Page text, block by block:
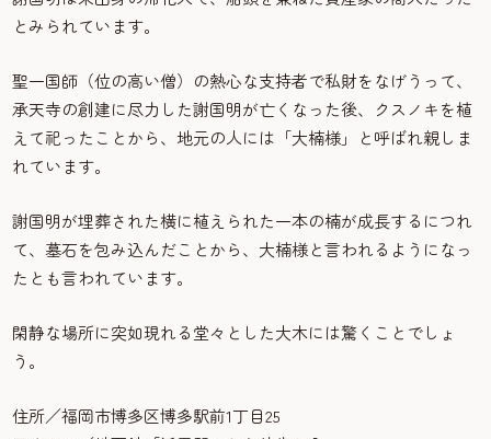
とみられています。
聖一国師（位の高い僧）の熱心な支持者で私財をなげうって、
承天寺の創建に尽力した謝国明が亡くなった後、クスノキを植
えて祀ったことから、地元の人には「大楠様」と呼ばれ親しま
れています。
謝国明が埋葬された横に植えられた一本の楠が成長するにつれ
て、墓石を包み込んだことから、大楠様と言われるようになっ
たとも言われています。
閑静な場所に突如現れる堂々とした大木には驚くことでしょ
う。
住所／福岡市博多区博多駅前1丁目25